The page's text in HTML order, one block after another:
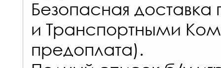
Безопасная
и Транспортными
предоплата).